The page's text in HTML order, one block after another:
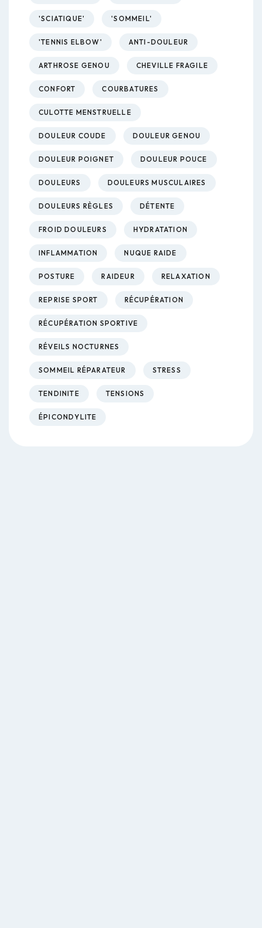
'SCIATIQUE' 'SOMMEIL'
'TENNIS ELBOW' ANTI-DOULEUR
ARTHROSE GENOU CHEVILLE FRAGILE
CONFORT COURBATURES
CULOTTE MENSTRUELLE
DOULEUR COUDE DOULEUR GENOU
DOULEUR POIGNET DOULEUR POUCE
DOULEURS DOULEURS MUSCULAIRES
DOULEURS RÈGLES DÉTENTE
FROID DOULEURS HYDRATATION
INFLAMMATION NUQUE RAIDE
POSTURE RAIDEUR RELAXATION
REPRISE SPORT RÉCUPÉRATION
RÉCUPÉRATION SPORTIVE
RÉVEILS NOCTURNES
SOMMEIL RÉPARATEUR STRESS
TENDINITE TENSIONS
ÉPICONDYLITE